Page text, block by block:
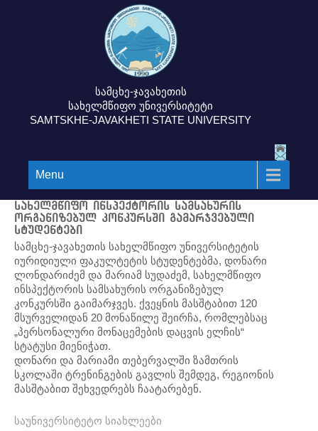
სამცხე-ჯავახეთის
სახელმწიფო უნივერსიტეტი
SAMTSKHE-JAVAKHETI STATE UNIVERSITY
Menu
სახელმწიფო ინსპექტორის სამსახურის
ორგანიზებულ კონკურსში გამარჯვებული
სტუდენტები
სამცხე-ჯავახეთის სახელმწიფო უნივერსიტეტის
იურიდიული ფაკულტეტის სტუდენტებმა, დონარი
ლონდარიძემ და მარიამ სუდაძემ, სახელმწიფო
ინსპექტორის სამსახურის ორგანიზებულ
კონკურსში გაიმარჯვეს. ქვეყნის მასშტაბით 120
მსურველიდან 20 მონაწილე შეირჩა, რომლებსაც
„პერსონალური მონაცემების დაცვის ელჩის“
სტატუსი მიენიჭათ.
დონარი და მარიამი თებერვალში ზამთრის
სკოლაში ტრენინგების გავლის შემდეგ, რეგიონის
მასშტაბით შეხვედრებს ჩაატარებენ.
საუნივერსიტეტო სიახლეები